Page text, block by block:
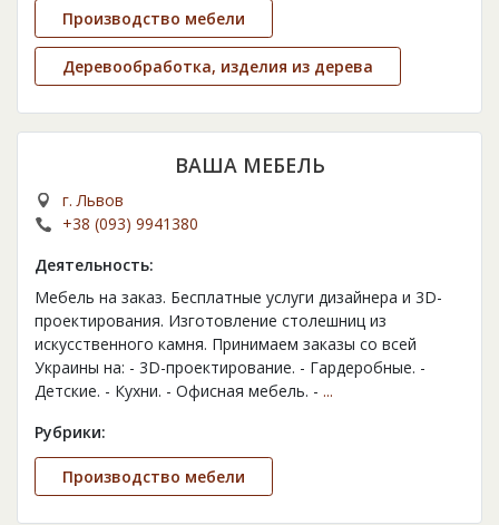
Производство мебели
Деревообработка, изделия из дерева
ВАША МЕБЕЛЬ
г. Львов
+38 (093) 9941380
Деятельность:
Мебель на заказ. Бесплатные услуги дизайнера и 3D-
проектирования. Изготовление столешниц из
искусственного камня. Принимаем заказы со всей
Украины на: - 3D-проектирование. - Гардеробные. -
Детские. - Кухни. - Офисная мебель. - ...
Рубрики:
Производство мебели